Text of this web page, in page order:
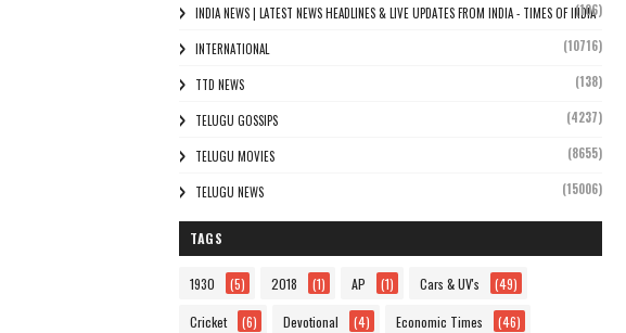
INDIA NEWS | LATEST NEWS HEADLINES & LIVE UPDATES FROM INDIA - TIMES OF INDIA
(106)
INTERNATIONAL (10716)
TTD NEWS (138)
TELUGU GOSSIPS (4237)
TELUGU MOVIES (8655)
TELUGU NEWS (15006)
TAGS
1930 (5) 2018 (1) AP (1) Cars & UV's (49)
Cricket (6) Devotional (4) Economic Times (46)